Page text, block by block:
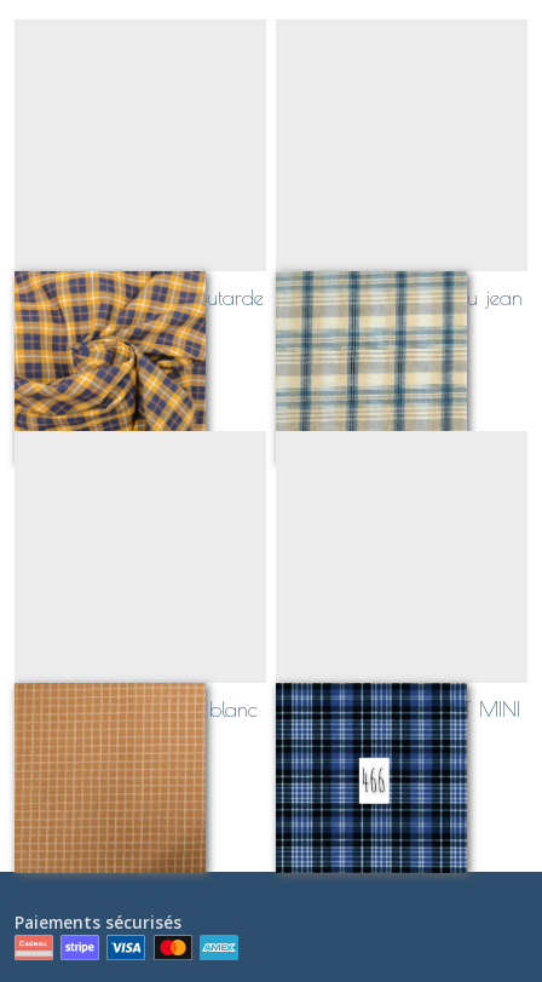
écossais marine et moutarde
Sur demande
carreaux écossais bleu jean
et beige
Sur demande
caramel quadrillage blanc
Sur demande
466 CLARK ANCIENT MINI
Sur demande
Paiements sécurisés